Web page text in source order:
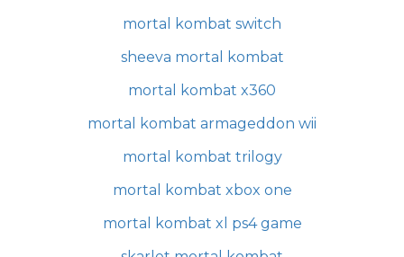
mortal kombat switch
sheeva mortal kombat
mortal kombat x360
mortal kombat armageddon wii
mortal kombat trilogy
mortal kombat xbox one
mortal kombat xl ps4 game